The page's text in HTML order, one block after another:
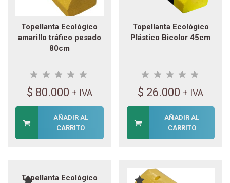
Topellanta Ecológico
amarillo tráfico pesado
80cm
$ 80.000 + IVA
AÑADIR AL
CARRITO
Topellanta Ecológico
Plástico Bicolor 45cm
$ 26.000 + IVA
AÑADIR AL
CARRITO
Topellanta Ecológico